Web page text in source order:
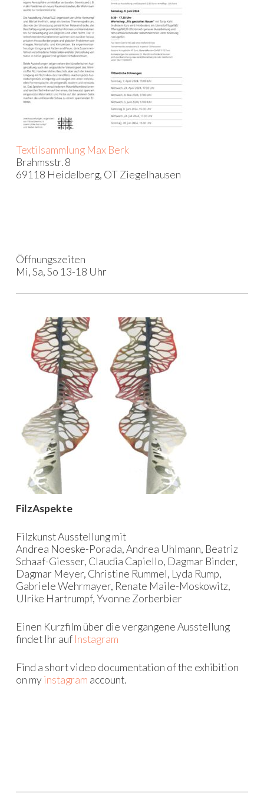
Textilsammlung Max Berk
Brahmsstr. 8
69118 Heidelberg, OT Ziegelhausen
Öffnungszeiten
Mi, Sa, So 13-18 Uhr
FilzAspekte
Filzkunst Ausstellung mit
Andrea Noeske-Porada, Andrea Uhlmann, Beatriz
Schaaf-Giesser, Claudia Capiello, Dagmar Binder,
Dagmar Meyer, Christine Rummel, Lyda Rump,
Gabriele Wehrmayer, Renate Maile-Moskowitz,
Ulrike Hartrumpf, Yvonne Zorberbier
Einen Kurzfilm über die vergangene Ausstellung
findet Ihr auf Instagram
Find a short video documentation of the exhibition
on myinstagram account.